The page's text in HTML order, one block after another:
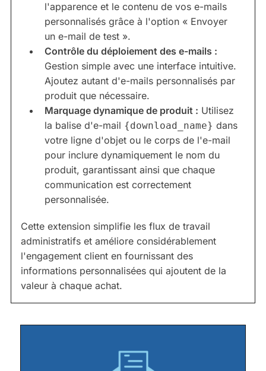
l'apparence et le contenu de vos e-mails
personnalisés grâce à l'option « Envoyer
un e-mail de test ».
Contrôle du déploiement des e-mails :
Gestion simple avec une interface intuitive.
Ajoutez autant d'e-mails personnalisés par
produit que nécessaire.
Marquage dynamique de produit : Utilisez
la balise d'e-mail {download_name} dans
votre ligne d'objet ou le corps de l'e-mail
pour inclure dynamiquement le nom du
produit, garantissant ainsi que chaque
communication est correctement
personnalisée.
Cette extension simplifie les flux de travail
administratifs et améliore considérablement
l'engagement client en fournissant des
informations personnalisées qui ajoutent de la
valeur à chaque achat.